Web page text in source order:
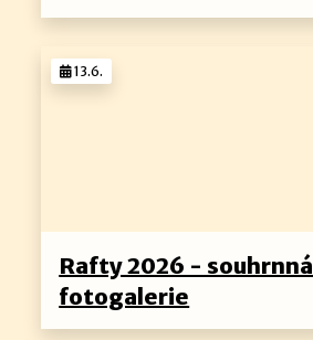
Rafty 2026 - souhrnná
fotogalerie
13.6.